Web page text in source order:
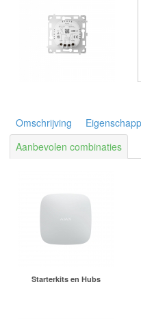
Omschrijving
Aanbevolen combinaties
Starterkits en Hubs